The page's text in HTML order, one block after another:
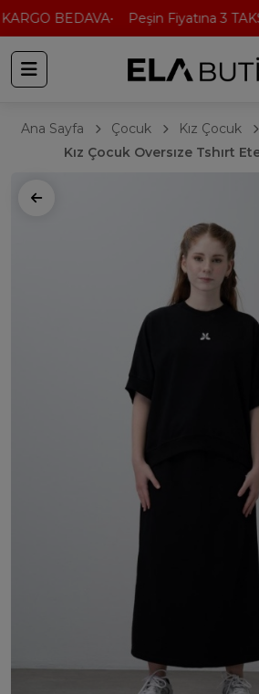
BEDAVA Peşin Fiyatına 3
Ana Sayfa Çocuk Kız Çocuk
Kız Çocuk Oversıze Tshırt